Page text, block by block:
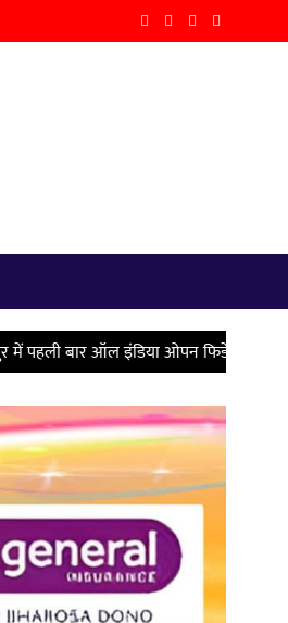
ओपन फिडे रेटेड टूर्नामेंट, विजेता को
Next